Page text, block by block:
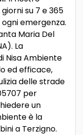
su 7 e 365
emergenza.
Maria Del
La
Nisa Ambiente
ed efficace,
delle strade
per
un
è la
a Terzigno.